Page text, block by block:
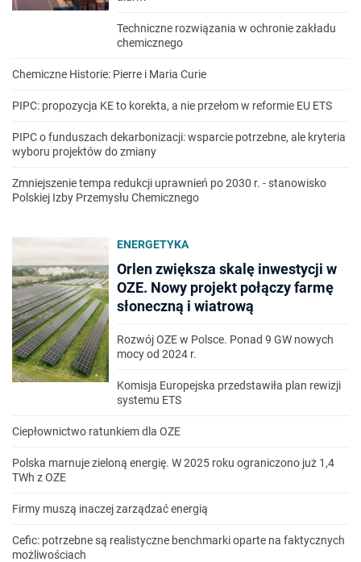
Techniczne rozwiązania w ochronie zakładu
chemicznego
Chemiczne Historie: Pierre i Maria Curie
PIPC: propozycja KE to korekta, a nie przełom w reformie EU ETS
PIPC o funduszach dekarbonizacji: wsparcie potrzebne, ale kryteria
wyboru projektów do zmiany
Zmniejszenie tempa redukcji uprawnień po 2030 r. - stanowisko
Polskiej Izby Przemysłu Chemicznego
ENERGETYKA
Orlen zwiększa skalę inwestycji w
OZE. Nowy projekt połączy farmę
słoneczną i wiatrową
Rozwój OZE w Polsce. Ponad 9 GW nowych
mocy od 2024 r.
Komisja Europejska przedstawiła plan rewizji
systemu ETS
Ciepłownictwo ratunkiem dla OZE
Polska marnuje zieloną energię. W 2025 roku ograniczono już 1,4
TWh z OZE
Firmy muszą inaczej zarządzać energią
Cefic: potrzebne są realistyczne benchmarki oparte na faktycznych
możliwościach